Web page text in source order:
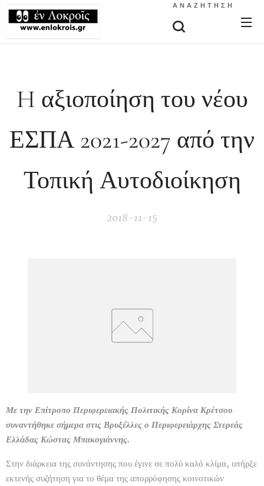
ΑΝΑΖΉΤΗΣΗ
H αξιοποίηση του νέου
ΕΣΠΑ 2021-2027 από την
Τοπική Αυτοδιοίκηση
2018-11-15
Με την Επίτροπο Περιφερειακής Πολιτικής Κορίνα Κρέτσου
συναντήθηκε σήμερα στις Βρυξέλλες ο Περιφερειάρχης Στερεάς
Ελλάδας Κώστας Μπακογιάννης.
Στην διάρκεια της συνάντησης που έγινε σε πολύ καλό κλίμα, υπήρξε
εκτενής συζήτηση για το θέμα της απορρόφησης κοινοτικών